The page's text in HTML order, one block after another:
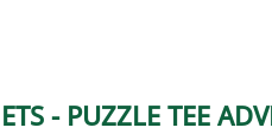
ETS - PUZZLE TEE